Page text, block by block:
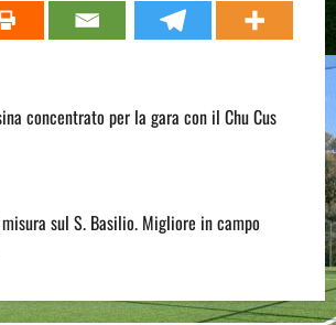
concentrato per la gara con il Chu Cus
sul S. Basilio. Migliore in campo